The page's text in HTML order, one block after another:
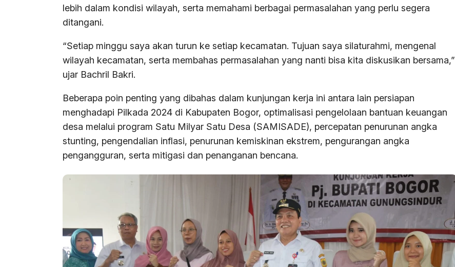
lebih dalam kondisi wilayah, serta memahami berbagai permasalahan yang perlu segera
ditangani.
“Setiap minggu saya akan turun ke setiap kecamatan. Tujuan saya silaturahmi, mengenal
wilayah kecamatan, serta membahas permasalahan yang nanti bisa kita diskusikan bersama,”
ujar Bachril Bakri.
Beberapa poin penting yang dibahas dalam kunjungan kerja ini antara lain persiapan
menghadapi Pilkada 2024 di Kabupaten Bogor, optimalisasi pengelolaan bantuan keuangan
desa melalui program Satu Milyar Satu Desa (SAMISADE), percepatan penurunan angka
stunting, pengendalian inflasi, penurunan kemiskinan ekstrem, pengurangan angka
pengangguran, serta mitigasi dan penanganan bencana.